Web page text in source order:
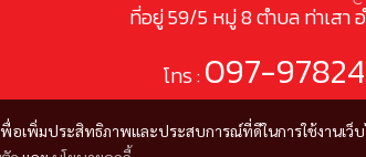
พื่อเพิ่มประสิทธิภาพและประสบการณ์ที่ดีในการใช้งานเว็
ที่อยู่ 59/5 หมู่ 8 ตำบล ท่าเสา
โทร :097-